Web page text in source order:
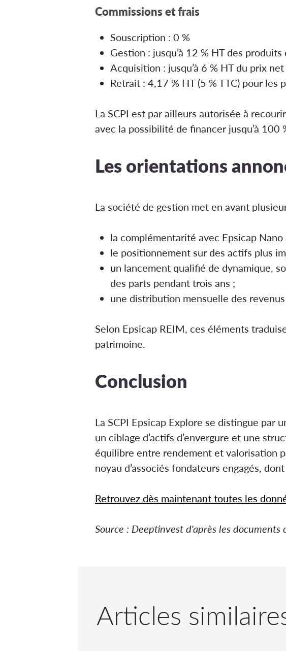
Commissions et frais
Souscription : 0 %
Gestion : jusqu’à 12 % HT des
Acquisition : jusqu’à 6 % HT du prix
Retrait : 4,17 % HT (5 % TTC) pour les
La SCPI est par ailleurs autorisée à
avec la possibilité de financer jusqu’à
Les orientations
La société de gestion met en avant
la complémentarité avec Epsicap Nano
le positionnement sur des actifs plus
un lancement qualifié de dynamique,
des parts pendant trois ans ;
une distribution mensuelle des
Selon Epsicap REIM, ces éléments
patrimoine.
Conclusion
La SCPI Epsicap Explore se distingue par
un ciblage d’actifs d’envergure et une
équilibre entre rendement et valorisation
noyau d’associés fondateurs engagés,
Retrouvez dès maintenant toutes les
Source : Deeptinvest d'après les documents
Articles